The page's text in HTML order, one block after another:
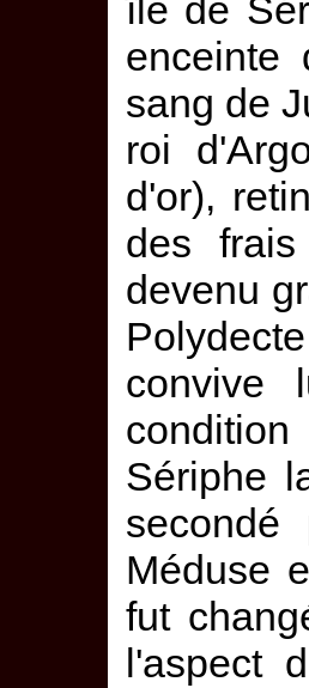
île de
enceinte
sang de
roi
d'or),
des
devenu
convive
Sériphe
Méduse
fut
l'aspect